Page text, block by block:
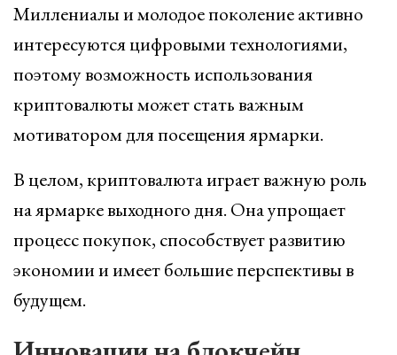
Миллениалы и молодое поколение активно
интересуются цифровыми технологиями,
поэтому возможность использования
криптовалюты может стать важным
мотиватором для посещения ярмарки.
В целом, криптовалюта играет важную роль
на ярмарке выходного дня. Она упрощает
процесс покупок, способствует развитию
экономии и имеет большие перспективы в
будущем.